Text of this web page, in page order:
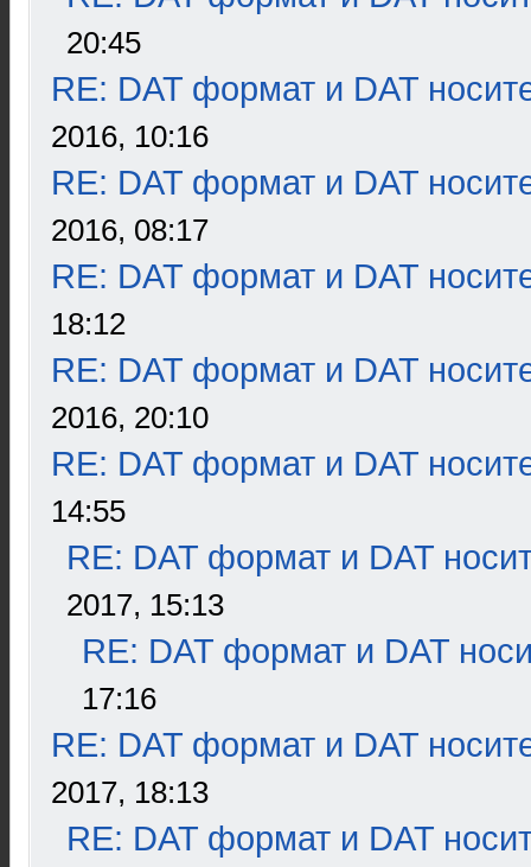
20:45
RE: DAT формат и DAT
2016, 10:16
RE: DAT формат и DAT
2016, 08:17
RE: DAT формат и DAT
18:12
RE: DAT формат и DAT
2016, 20:10
RE: DAT формат и DAT
14:55
RE: DAT формат и DAT
2017, 15:13
RE: DAT формат и DAT
17:16
RE: DAT формат и DAT
2017, 18:13
RE: DAT формат и DAT